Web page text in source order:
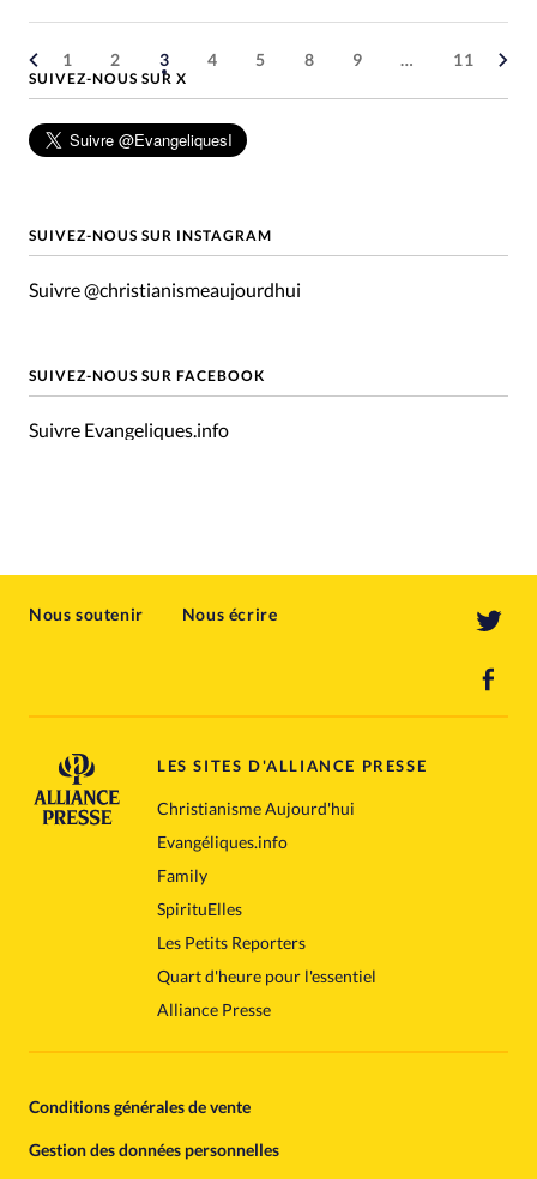
1 2 3 4 5 8 9 … 11
SUIVEZ-NOUS SUR X
SUIVEZ-NOUS SUR INSTAGRAM
Suivre @christianismeaujourdhui
SUIVEZ-NOUS SUR FACEBOOK
Suivre Evangeliques.info
Nous soutenir Nous écrire
LES SITES D'ALLIANCE PRESSE
Christianisme Aujourd'hui
Evangéliques.info
Family
SpirituElles
Les Petits Reporters
Quart d'heure pour l'essentiel
Alliance Presse
Conditions générales de vente
Gestion des données personnelles